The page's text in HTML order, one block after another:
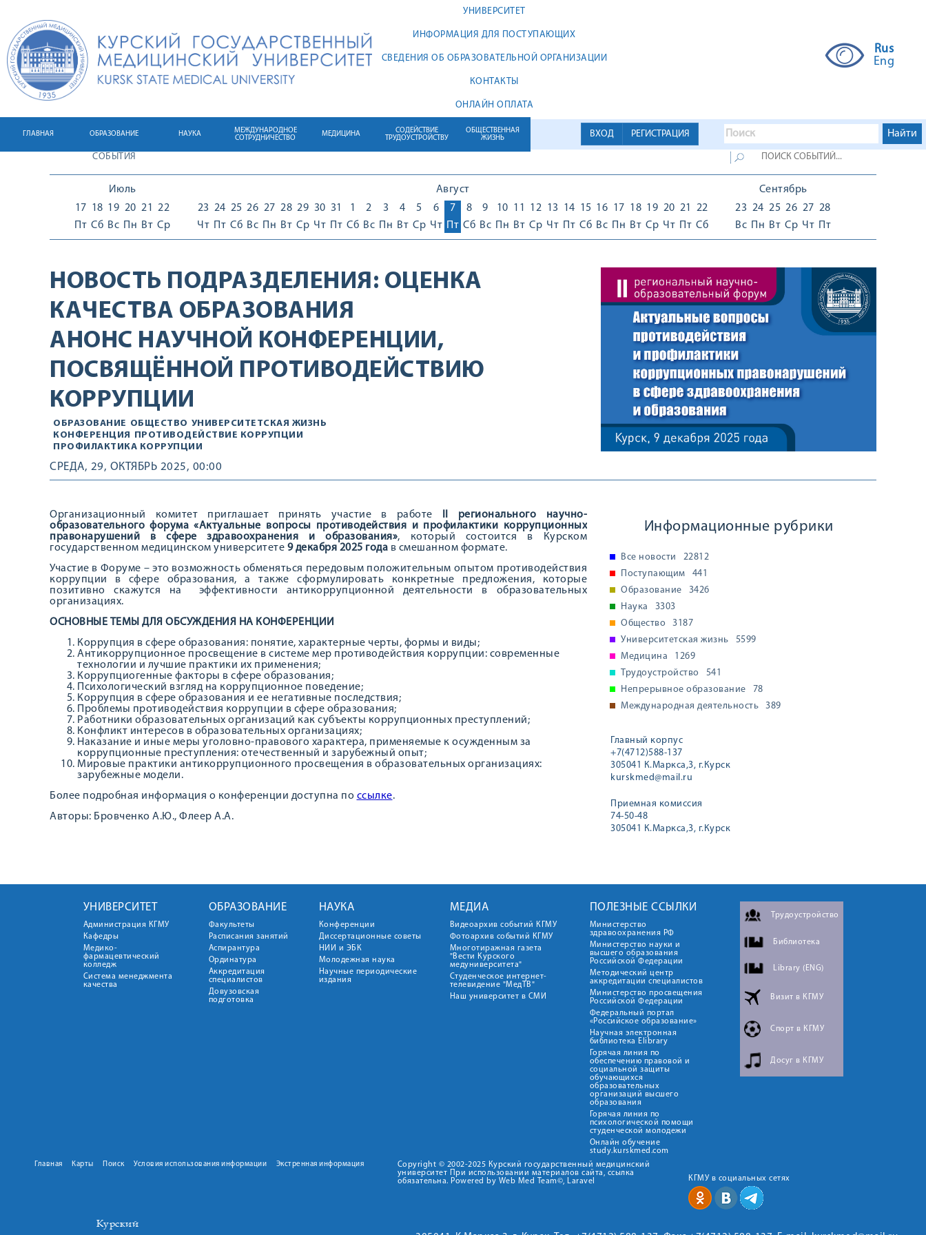
УНИВЕРСИТЕТ
ИНФОРМАЦИЯ ДЛЯ ПОСТУПАЮЩИХ
СВЕДЕНИЯ ОБ ОБРАЗОВАТЕЛЬНОЙ ОРГАНИЗАЦИИ
КОНТАКТЫ
ОНЛАЙН ОПЛАТА
Rus
Eng
ВХОД РЕГИСТРАЦИЯ
ГЛАВНАЯ ОБРАЗОВАНИЕ НАУКА
МЕЖДУНАРОДНОЕ
СОТРУДНИЧЕСТВО
МЕДИЦИНА
СОДЕЙСТВИЕ
ТРУДОУСТРОЙСТВУ
ОБЩЕСТВЕННАЯ
ЖИЗНЬ
СОБЫТИЯ
Июль
17
Пт
18
Сб
19
Вс
20
Пн
21
Вт
22
Ср
Август
23
Чт
24
Пт
25
Сб
26
Вс
27
Пн
28
Вт
29
Ср
30
Чт
31
Пт
1
Сб
2
Вс
3
Пн
4
Вт
5
Ср
6
Чт
7
Пт
8
Сб
9
Вс
10
Пн
11
Вт
12
Ср
13
Чт
14
Пт
15
Сб
16
Вс
17
Пн
18
Вт
19
Ср
20
Чт
21
Пт
22
Сб
Сентябрь
23
Вс
24
Пн
25
Вт
26
Ср
27
Чт
28
Пт
НОВОСТЬ ПОДРАЗДЕЛЕНИЯ: ОЦЕНКА
КАЧЕСТВА ОБРАЗОВАНИЯ
АНОНС НАУЧНОЙ КОНФЕРЕНЦИИ,
ПОСВЯЩЁННОЙ ПРОТИВОДЕЙСТВИЮ
КОРРУПЦИИ
ОБРАЗОВАНИЕ ОБЩЕСТВО УНИВЕРСИТЕТСКАЯ ЖИЗНЬ
КОНФЕРЕНЦИЯ ПРОТИВОДЕЙСТВИЕ КОРРУПЦИИ
ПРОФИЛАКТИКА КОРРУПЦИИ
СРЕДА, 29, ОКТЯБРЬ 2025, 00:00
Организационный комитет приглашает принять участие в работе
регионального научно-
образовательного форума «Актуальные вопросы противодействия и профилактики коррупционных
правонарушений в сфере здравоохранения и образования», который состоится в Курском
государственном медицинском университете 9 декабря 2025 года в смешанном формате.
Участие в Форуме – это возможность обменяться передовым положительным опытом противодействия
коррупции в сфере образования, а также сформулировать конкретные предложения, которые
позитивно скажутся на эффективности антикоррупционной деятельности в образовательных
организациях.
ОСНОВНЫЕ ТЕМЫ ДЛЯ ОБСУЖДЕНИЯ НА КОНФЕРЕНЦИИ
Коррупция в сфере образования: понятие, характерные черты, формы и виды;
Антикоррупционное просвещение в системе мер противодействия коррупции: современные
технологии и лучшие практики их применения;
Коррупциогенные факторы в сфере образования;
Психологический взгляд на коррупционное поведение;
Коррупция в сфере образования и ее негативные последствия;
Проблемы противодействия коррупции в сфере образования;
Работники образовательных организаций как субъекты коррупционных преступлений;
Конфликт интересов в образовательных организациях;
Наказание и иные меры уголовно-правового характера, применяемые к осужденным за
коррупционные преступления: отечественный и зарубежный опыт;
Мировые практики антикоррупционного просвещения в образовательных организациях:
зарубежные модели.
Более подробная информация о конференции доступна по ссылке.
Авторы: Бровченко А.Ю., Флеер А.А.
Информационные рубрики
Все новости
22812
Поступающим
441
Образование
3426
Наука
3303
Общество
3187
Университетская жизнь
5599
Медицина
1269
Трудоустройство
541
Непрерывное образование
78
Международная деятельность
389
Главный корпус
+7(4712)588-137
305041 К.Маркса,3, г.Курск
kurskmed@mail.ru
Приемная комиссия
74-50-48
305041 К.Маркса,3, г.Курск
УНИВЕРСИТЕТ
Администрация КГМУ
Кафедры
Медико-
фармацевтический
колледж
Система менеджмента
качества
ОБРАЗОВАНИЕ
Факультеты
Расписания занятий
Аспирантура
Ординатура
Аккредитация
специалистов
Довузовская
подготовка
НАУКА
Конференции
Диссертационные советы
НИИ и ЭБК
Молодежная наука
Научные периодические
издания
МЕДИА
Видеоархив событий КГМУ
Фотоархив событий КГМУ
Многотиражная газета
"Вести Курского
медуниверситета"
Студенческое интернет-
телевидение "МедТВ"
Наш университет в СМИ
ПОЛЕЗНЫЕ ССЫЛКИ
Министерство
здравоохранения РФ
Министерство науки и
высшего образования
Российской Федерации
Методический центр
аккредитации специалистов
Министерство просвещения
Российской Федерации
Федеральный портал
«Российское образование»
Научная электронная
библиотека Elibrary
Горячая линия по
обеспечению правовой и
социальной защиты
обучающихся
образовательных
организаций высшего
образования
Горячая линия по
психологической помощи
студенческой молодежи
Онлайн обучение
study.kurskmed.com
Трудоустройство
Библиотека
Library (ENG)
Визит в КГМУ
Спорт в КГМУ
Досуг в КГМУ
Главная Карты Поиск Условия использования информации Экстренная информация
Copyright © 2002-2025 Курский государственный медицинский
университет При использовании материалов сайта, ссылка
обязательна. Powered by Web Med Team©, Laravel
КГМУ в социальных сетях
Курский